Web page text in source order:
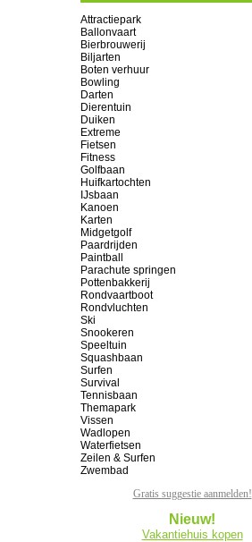
Attractiepark
Ballonvaart
Bierbrouwerij
Biljarten
Boten verhuur
Bowling
Darten
Dierentuin
Duiken
Extreme
Fietsen
Fitness
Golfbaan
Huifkartochten
IJsbaan
Kanoen
Karten
Midgetgolf
Paardrijden
Paintball
Parachute springen
Pottenbakkerij
Rondvaartboot
Rondvluchten
Ski
Snookeren
Speeltuin
Squashbaan
Surfen
Survival
Tennisbaan
Themapark
Vissen
Wadlopen
Waterfietsen
Zeilen & Surfen
Zwembad
Gratis suggestie aanmelden!
Nieuw!
Vakantiehuis kopen